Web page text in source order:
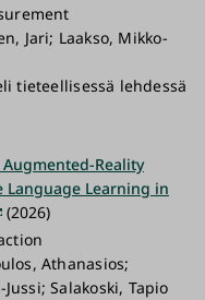
Jari; Laakso, Mikko-
tieteellisessä lehdessä
Reality
Learning in
(2026)
Athanasios;
Salakoski, Tapio